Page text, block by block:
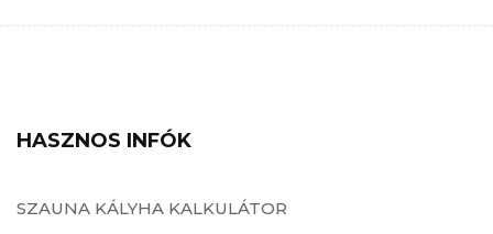
HASZNOS INFÓK
SZAUNA KÁLYHA KALKULÁTOR